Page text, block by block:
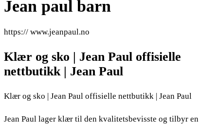
Jean paul barn
https:// www.jeanpaul.no
Klær og sko | Jean Paul offisielle
nettbutikk | Jean Paul
Klær og sko | Jean Paul offisielle nettbutikk | Jean Paul
Jean Paul lager klær til den kvalitetsbevisste og tilbyr en